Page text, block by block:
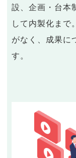
設、企画・台本
して内製化まで
がなく、成果に
す。